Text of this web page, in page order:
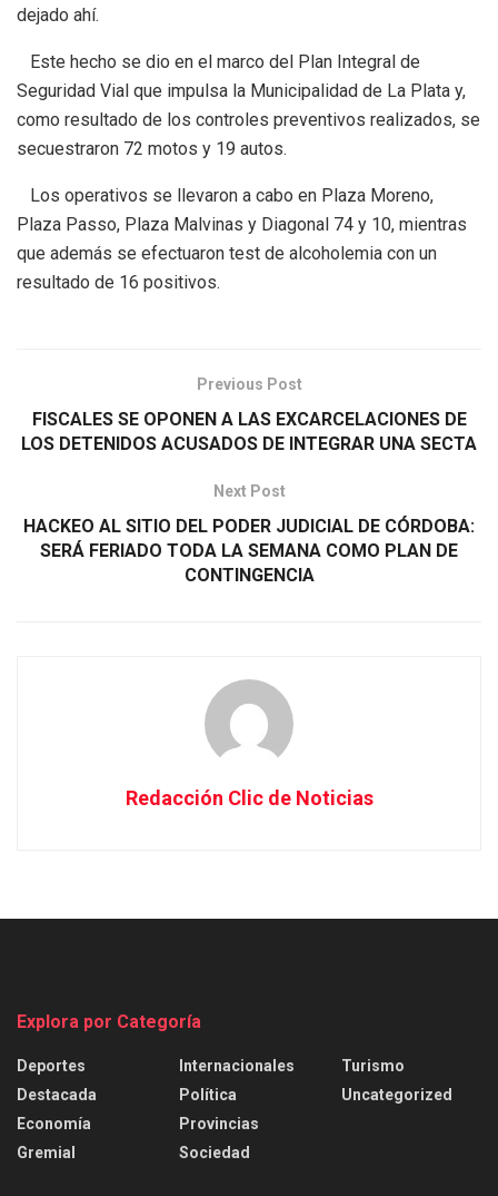
dejado ahí.
Este hecho se dio en el marco del Plan Integral de
Seguridad Vial que impulsa la Municipalidad de La Plata y,
como resultado de los controles preventivos realizados, se
secuestraron 72 motos y 19 autos.
Los operativos se llevaron a cabo en Plaza Moreno,
Plaza Passo, Plaza Malvinas y Diagonal 74 y 10, mientras
que además se efectuaron test de alcoholemia con un
resultado de 16 positivos.
Previous Post
FISCALES SE OPONEN A LAS EXCARCELACIONES DE
LOS DETENIDOS ACUSADOS DE INTEGRAR UNA SECTA
Next Post
HACKEO AL SITIO DEL PODER JUDICIAL DE CÓRDOBA:
SERÁ FERIADO TODA LA SEMANA COMO PLAN DE
CONTINGENCIA
Redacción Clic de Noticias
Explora por Categoría
Deportes
Destacada
Economía
Gremial
Internacionales
Política
Provincias
Sociedad
Turismo
Uncategorized